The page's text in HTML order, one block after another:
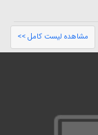
مشاهده لیست کامل >>